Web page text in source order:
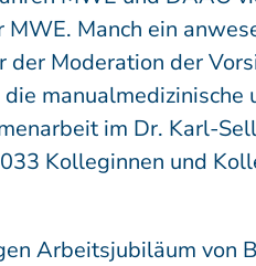
Manch ein
Moderation der
manualmedizinische
im Dr. Karl-
Kolleginnen und
Arbeitsjubiläum von